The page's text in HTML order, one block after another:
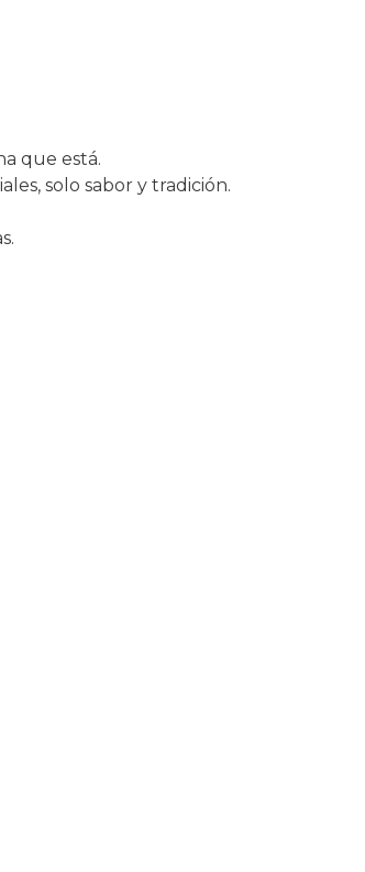
que está.
solo sabor y tradición.